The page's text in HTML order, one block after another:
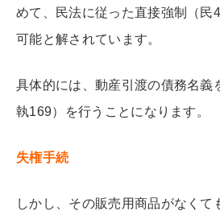
めて、民法に従った直接強制（
可能と解されています。
具体的には、動産引渡の債務名義
執169）を行うことになります。
失権手続
しかし、その販売用商品がなくて